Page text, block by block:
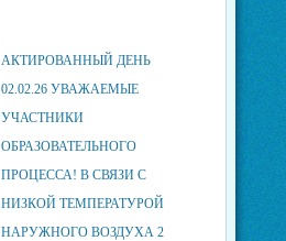
АКТИРОВАННЫЙ ДЕНЬ
02.02.26 УВАЖАЕМЫЕ
УЧАСТНИКИ
ОБРАЗОВАТЕЛЬНОГО
ПРОЦЕССА! В СВЯЗИ С
НИЗКОЙ ТЕМПЕРАТУРОЙ
НАРУЖНОГО ВОЗДУХА 2